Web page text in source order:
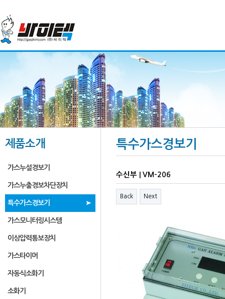
제품소개
가스누설경보기
가스누출경보차단장치
특수가스경보기
가스모니터링시스템
이상압력통보장치
가스타이머
자동식소화기
소화기
특수가스경보기
수신부 | VM-206
Back Next